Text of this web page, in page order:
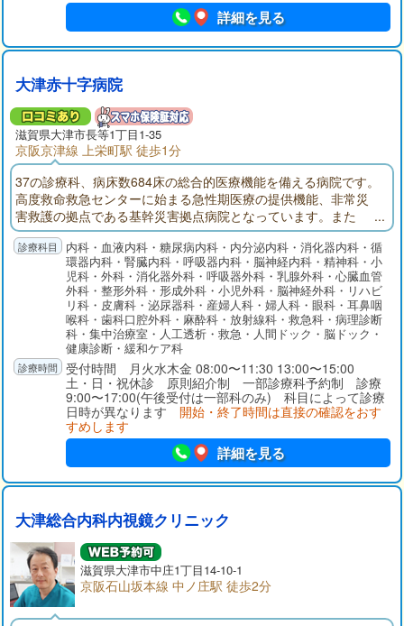
詳細を見る
大津赤十字病院
滋賀県大津市長等1丁目1-35
京阪京津線 上栄町駅 徒歩1分
37の診療科、病床数684床の総合的医療機能を備える病院です。
高度救命救急センターに始まる急性期医療の提供機能、非常災
害救護の拠点である基幹災害拠点病院となっています。また
「地域医療支援病院」「がん診療連携拠点病院」の承認・指定
を受けています。内科・血液内科・糖尿病内科・内分泌内科・消化器内科・循
環器内科・腎臓内科・呼吸器内科・脳神経内科・精神科・小
児科・外科・消化器外科・呼吸器外科・乳腺外科・心臓血管
外科・整形外科・形成外科・小児外科・脳神経外科・リハビ
リ科・皮膚科・泌尿器科・産婦人科・婦人科・眼科・耳鼻咽
喉科・歯科口腔外科・麻酔科・放射線科・救急科・病理診断
科・集中治療室・人工透析・救急・人間ドック・脳ドック・
健康診断・緩和ケア科
受付時間 月火水木金 08:00〜11:30 13:00〜15:00
土・日・祝休診 原則紹介制 一部診療科予約制 診療
9:00〜17:00(午後受付は一部科のみ) 科目によって診療
日時が異なります 開始・終了時間は直接の確認をおす
すめします
詳細を見る
大津総合内科内視鏡クリニック
滋賀県大津市中庄1丁目14-10-1
京阪石山坂本線 中ノ庄駅 徒歩2分